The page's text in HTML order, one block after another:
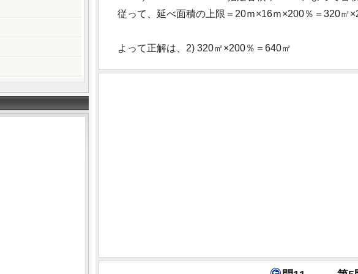
従って、延べ面積の上限＝20ｍ×16ｍ×200％＝320㎡
よって正解は、2) 320㎡×200％＝640㎡